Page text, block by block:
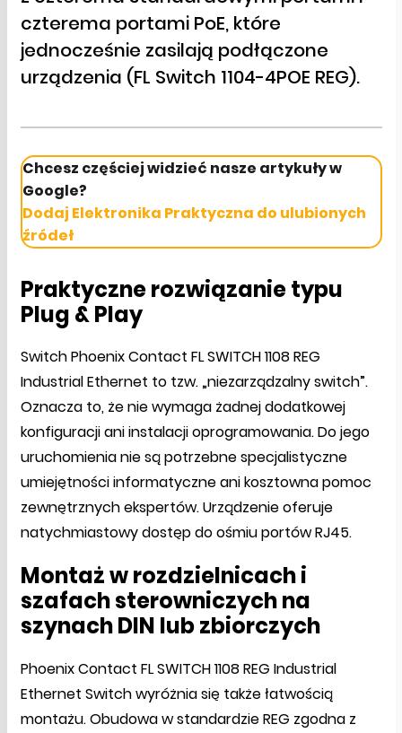
czterema portami PoE, które
jednocześnie zasilają podłączone
urządzenia (FL Switch 1104-4POE REG).
Chcesz częściej widzieć nasze artykuły w
Google?
Dodaj Elektronika Praktyczna do ulubionych
źródeł
Praktyczne rozwiązanie typu
Plug & Play
Switch Phoenix Contact FL SWITCH 1108 REG
Industrial Ethernet to tzw. „niezarządzalny switch”.
Oznacza to, że nie wymaga żadnej dodatkowej
konfiguracji ani instalacji oprogramowania. Do jego
uruchomienia nie są potrzebne specjalistyczne
umiejętności informatyczne ani kosztowna pomoc
zewnętrznych ekspertów. Urządzenie oferuje
natychmiastowy dostęp do ośmiu portów RJ45.
Montaż w rozdzielnicach i
szafach sterowniczych na
szynach DIN lub zbiorczych
Phoenix Contact FL SWITCH 1108 REG Industrial
Ethernet Switch wyróżnia się także łatwością
montażu. Obudowa w standardzie REG zgodna z